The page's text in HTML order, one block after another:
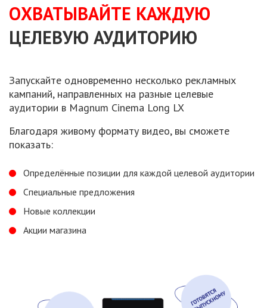
ОХВАТЫВАЙТЕ КАЖДУЮ
ЦЕЛЕВУЮ АУДИТОРИЮ
Запускайте одновременно несколько рекламных
кампаний, направленных на разные целевые
аудитории в Magnum Cinema Long LX
Благодаря живому формату видео, вы сможете
показать:
Определённые позиции для каждой целевой аудитории
Специальные предложения
Новые коллекции
Акции магазина